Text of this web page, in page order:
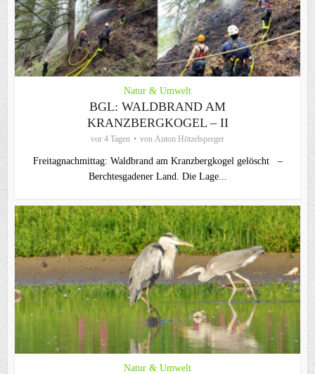
Natur & Umwelt
BGL: WALDBRAND AM
KRANZBERGKOGEL – II
vor 4 Tagen von Anton Hötzelsperger
Freitagnachmittag: Waldbrand am Kranzbergkogel gelöscht –
Berchtesgadener Land. Die Lage...
Natur & Umwelt